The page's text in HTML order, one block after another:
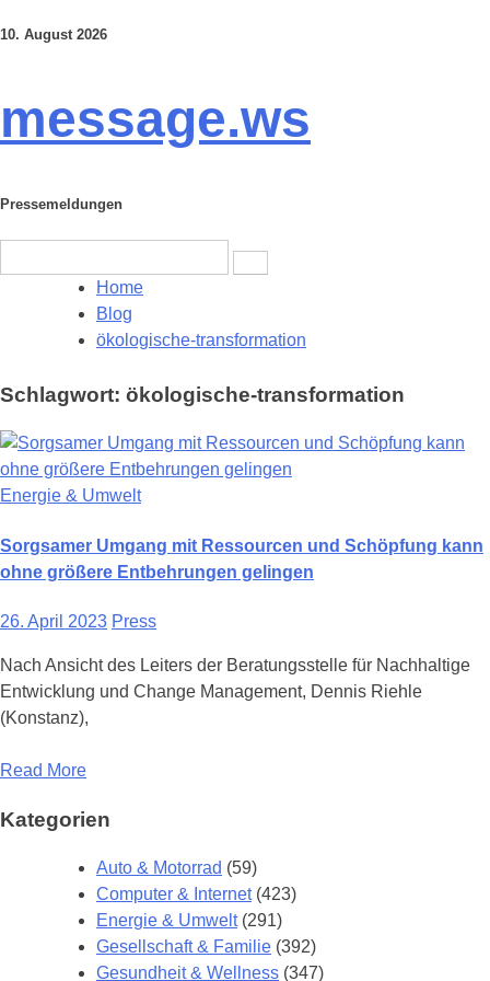
Skip
10. August 2026
message.ws
Pressemeldungen
for:
Home
Blog
ökologische-transformation
Schlagwort: ökologische-transformation
Energie & Umwelt
Sorgsamer Umgang mit Ressourcen und Schöpfung kann
ohne größere Entbehrungen gelingen
26. April 2023 Press
Nach Ansicht des Leiters der Beratungsstelle für Nachhaltige
Entwicklung und Change Management, Dennis Riehle
(Konstanz),
Read More
Kategorien
Auto & Motorrad (59)
Computer & Internet(423)
Energie & Umwelt(291)
Gesellschaft & Familie (392)
Gesundheit & Wellness (347)